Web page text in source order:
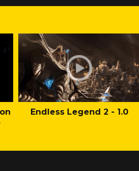
Endless Legend 2 - 1.0